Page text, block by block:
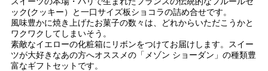
ック(クッキー）と一口サイズ板ショコラの詰め合せです。
風味豊かに焼き上げたお菓子の数々は、どれからいただこうかと
ワクワクしてしまいそう。
素敵なイエローの化粧箱にリボンをつけてお届けします。スイー
ツが大好きなあの方へオススメの「メゾン ショーダン」の種類豊
富なギフトセットです。